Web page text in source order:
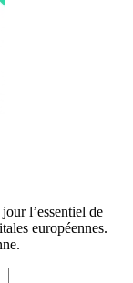
l’essentiel de
européennes.